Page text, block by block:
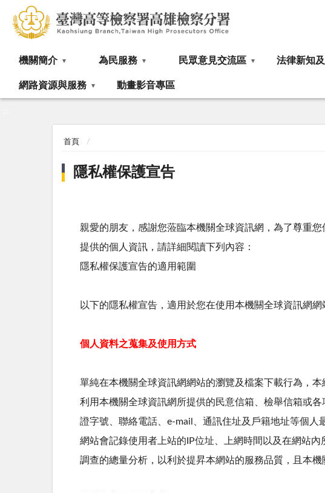
機關簡介 為民服務 民眾意見交流區 法律新知
網路資源與服務 動畫影音專區
首頁
隱私權保護宣告
親愛的朋友，感謝您蒞臨本機關全球資訊網，為了尊重
提供的個人資訊，請詳細閱讀下列內容：
隱私權保護宣告的適用範圍
以下的隱私權宣告，適用於您在使用本機關全球資訊網
個人資料之蒐集及使用方式
單純在本機關全球資訊網網站的瀏覽及檔案下載行為，
利用本機關全球資訊網所提供的民意信箱、檢舉信箱或
證字號、聯絡電話、e-mail、通訊住址及戶籍地址等個人
網站會記錄使用者上站的IP位址、上網時間以及在網站
調查的總量分析，以利於提昇本網站的服務品質，且本